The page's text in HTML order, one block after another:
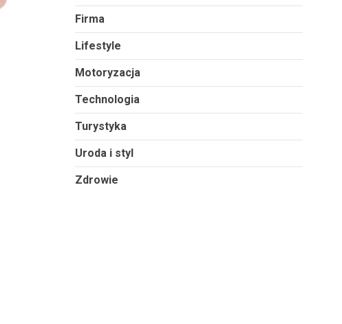
Firma
Lifestyle
Motoryzacja
Technologia
Turystyka
Uroda i styl
Zdrowie